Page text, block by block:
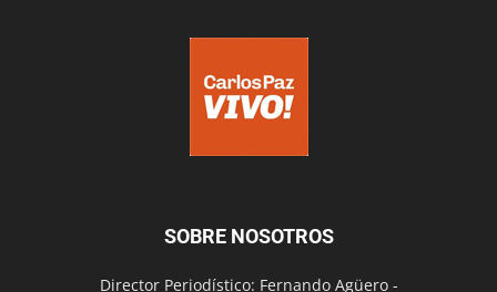
SOBRE NOSOTROS
Director Periodístico: Fernando Agüero -